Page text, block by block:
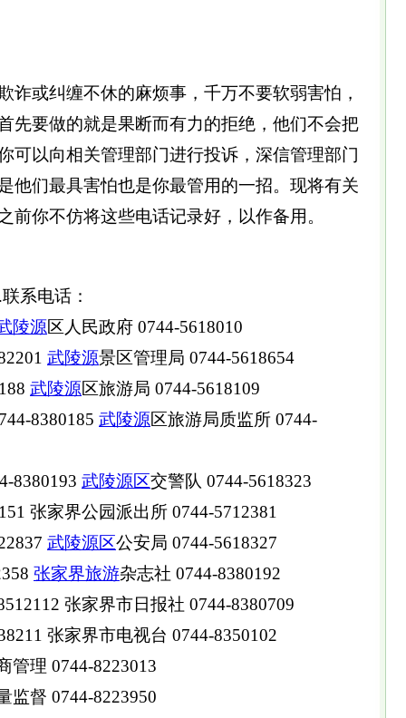
诈或纠缠不休的麻烦事，千万不要软弱害怕，
先要做的就是果断而有力的拒绝，他们不会把
可以向相关管理部门进行投诉，深信管理部门
他们最具害怕也是你最管用的一招。现将有关
前你不仿将这些电话记录好，以作备用。
系电话：
陵源 区人民政府 0744-5618010
武陵源景区管理局 0744-5618654
武陵源 区旅游局 0744-5618109
8380185 武陵源 区旅游局质监所 0744-
8380193 武陵源区交警队 0744-5618323
张家界公园派出所 0744-5712381
武陵源区公安局 0744-5618327
张家界旅游杂志社 0744-8380192
张家界市日报社 0744-8380709
张家界市电视台 0744-8350102
理 0744-8223013
督 0744-8223950